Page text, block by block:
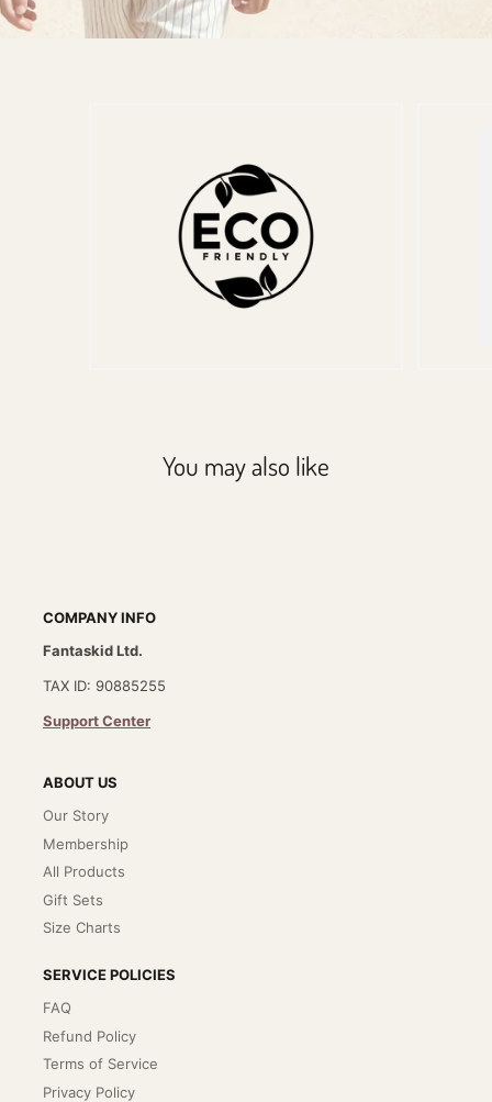
You may also like
COMPANY INFO
Fantaskid Ltd.
TAX ID: 90885255
Support Center
ABOUT US
Our Story
Membership
All Products
Gift Sets
Size Charts
SERVICE POLICIES
FAQ
Refund Policy
Terms of Service
Privacy Policy